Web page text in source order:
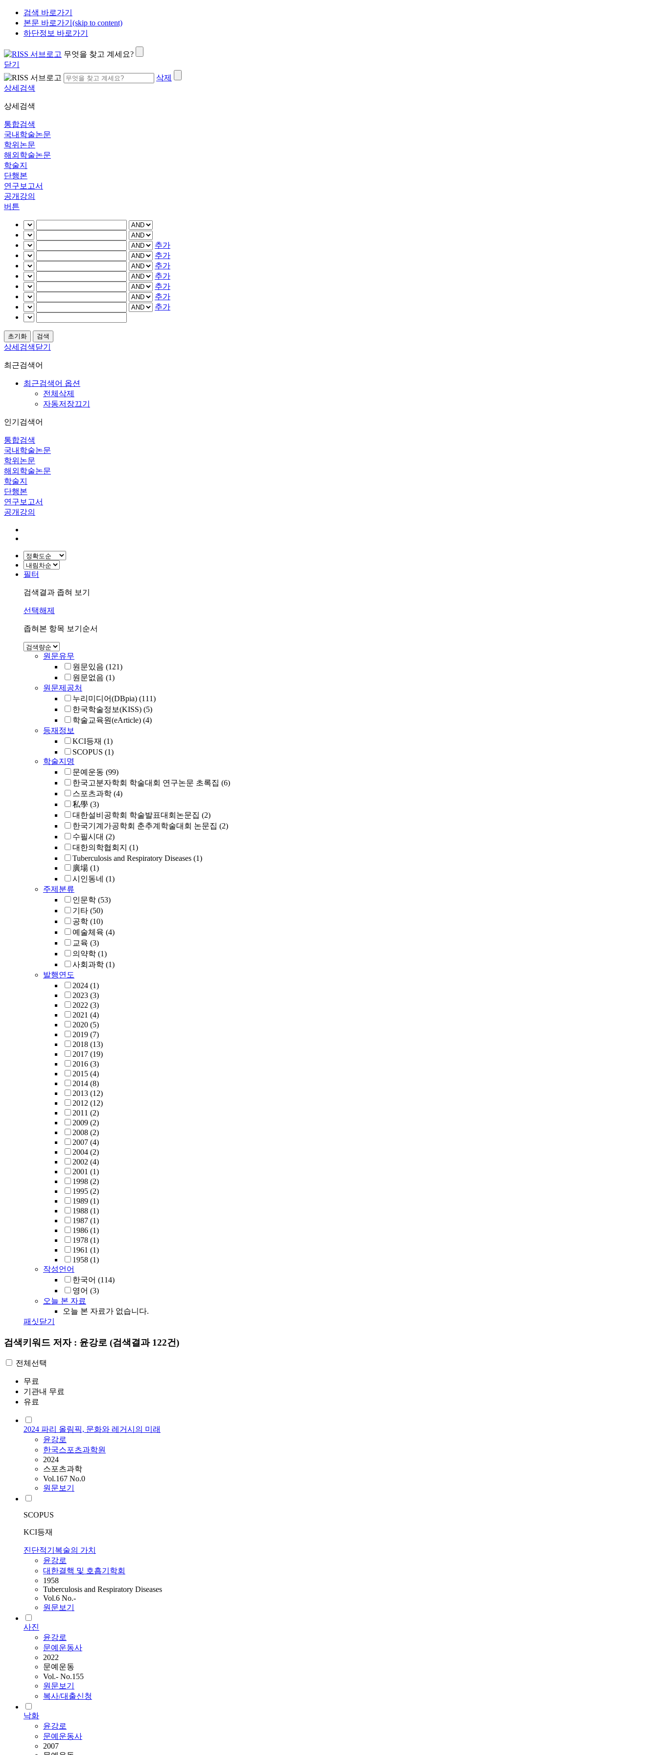
검색 바로가기
본문 바로가기(skip to content)
하단정보 바로가기
무엇을 찾고 계세요?
닫기
삭제
상세검색
상세검색
통합검색
국내학술논문
학위논문
해외학술논문
학술지
단행본
연구보고서
공개강의
버튼
추가
추가
추가
추가
추가
추가
추가
상세검색닫기
최근검색어
최근검색어 옵션
전체삭제
자동저장끄기
인기검색어
통합검색
국내학술논문
학위논문
해외학술논문
학술지
단행본
연구보고서
공개강의
필터
검색결과 좁혀 보기
선택해제
좁혀본 항목 보기순서
원문유무
원문있음 (121)
원문없음 (1)
원문제공처
누리미디어(DBpia) (111)
한국학술정보(KISS) (5)
학술교육원(eArticle) (4)
등재정보
KCI등재 (1)
SCOPUS (1)
학술지명
문예운동 (99)
한국고분자학회 학술대회 연구논문 초록집 (6)
스포츠과학 (4)
私學 (3)
대한설비공학회 학술발표대회논문집 (2)
한국기계가공학회 춘추계학술대회 논문집 (2)
수필시대 (2)
대한의학협회지 (1)
Tuberculosis and Respiratory Diseases (1)
廣場 (1)
시인동네 (1)
주제분류
인문학 (53)
기타 (50)
공학 (10)
예술체육 (4)
교육 (3)
의약학 (1)
사회과학 (1)
발행연도
2024 (1)
2023 (3)
2022 (3)
2021 (4)
2020 (5)
2019 (7)
2018 (13)
2017 (19)
2016 (3)
2015 (4)
2014 (8)
2013 (12)
2012 (12)
2011 (2)
2009 (2)
2008 (2)
2007 (4)
2004 (2)
2002 (4)
2001 (1)
1998 (2)
1995 (2)
1989 (1)
1988 (1)
1987 (1)
1986 (1)
1978 (1)
1961 (1)
1958 (1)
작성언어
한국어 (114)
영어 (3)
오늘 본 자료
오늘 본 자료가 없습니다.
패싯닫기
검색키워드 저자 : 윤강로 (검색결과 122건)
전체선택
무료
기관내 무료
유료
2024 파리 올림픽, 문화와 레거시의 미래
윤강로
한국스포츠과학원
2024
스포츠과학
Vol.167 No.0
원문보기
SCOPUS
KCI등재
진단적기복술의 가치
윤강로
대한결핵 및 호흡기학회
1958
Tuberculosis and Respiratory Diseases
Vol.6 No.-
원문보기
사진
윤강로
문예운동사
2022
문예운동
Vol.- No.155
원문보기
복사/대출신청
낙화
윤강로
문예운동사
2007